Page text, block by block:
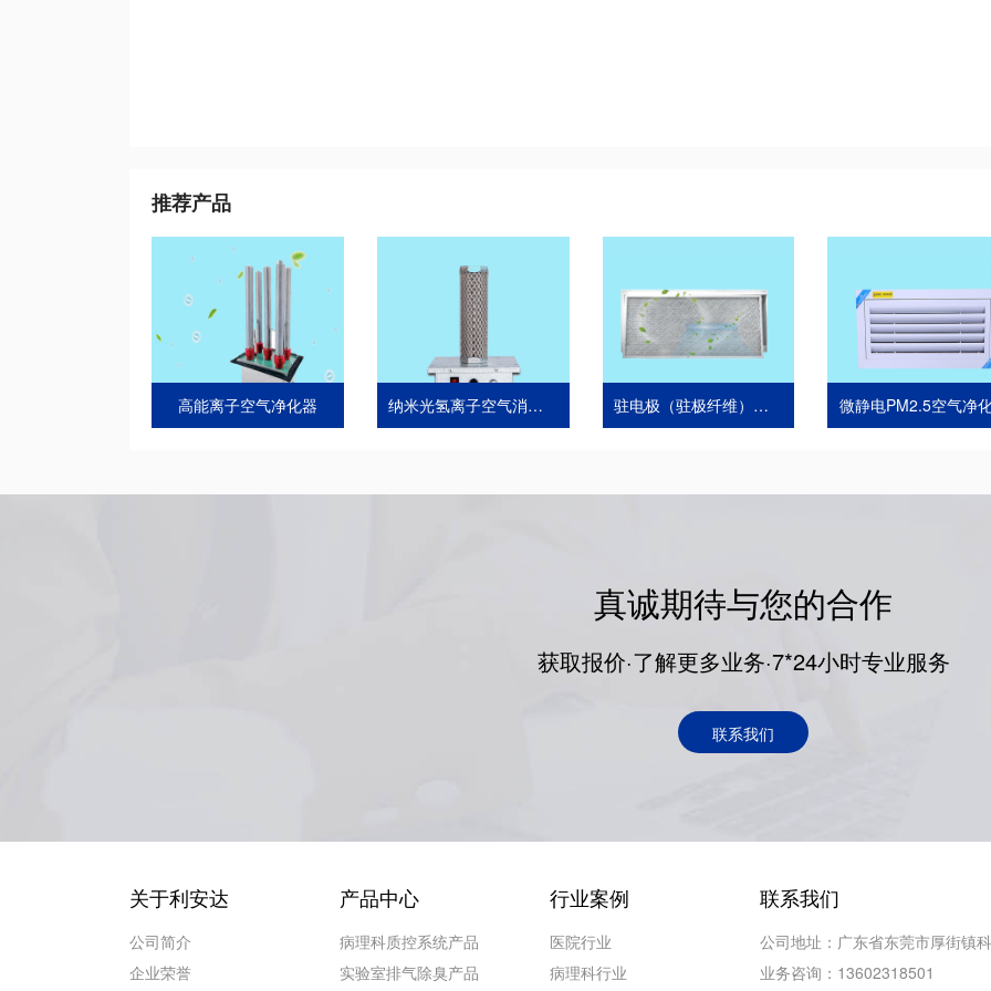
推荐产品
高能离子空气净化器 纳米光氢离子空气消毒器 驻电极（驻极纤维）空气净化消毒器 微静电PM2.5空气净
真诚期待与您的合作
获取报价·了解更多业务·7*24小时专业服务
联系我们
关于利安达
公司简介
企业荣誉
产品中心
病理科质控系统产品
实验室排气除臭产品
行业案例
医院行业
病理科行业
联系我们
公司地址：广东省东莞市厚街镇
业务咨询：13602318501